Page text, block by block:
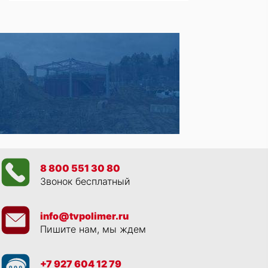
8 800 551 30 80
Звонок бесплатный
info@tvpolimer.ru
Пишите нам, мы ждем
+7 927 604 12 79